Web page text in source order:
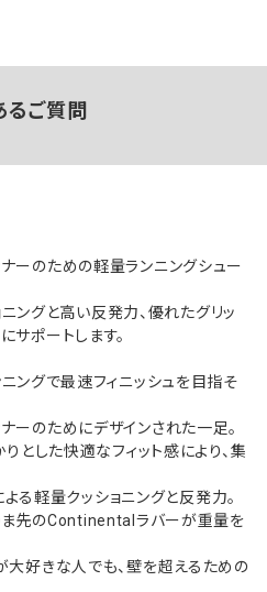
るご質問
ーのための軽量ランニングシュー
グと高い反発力、優れたグリッ
サポートします。
ングで最速フィニッシュを目指そ
ーのためにデザインされた一足。
とした快適なフィット感により、集
軽量クッショニングと反発力。
先のContinentalラバーが重量を
大好きな人でも、壁を超えるための